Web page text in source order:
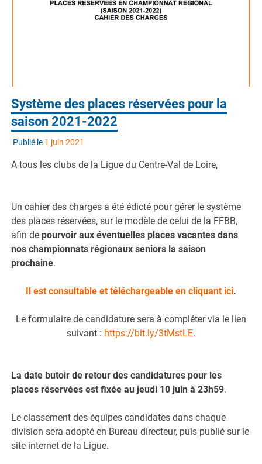
Système des places réservées pour la
saison 2021-2022
Publié le 1 juin 2021
A tous les clubs de la Ligue du Centre-Val de Loire,
Un cahier des charges a été édicté pour gérer le système
des places réservées, sur le modèle de celui de la FFBB,
afin de pourvoir aux éventuelles places vacantes dans
nos championnats régionaux seniors la saison
prochaine.
Il est consultable et téléchargeable en cliquant ici.
Le formulaire de candidature sera à compléter via le lien
suivant : https://bit.ly/3tMstLE.
La date butoir de retour des candidatures pour les
places réservées est fixée au jeudi 10 juin à 23h59.
Le classement des équipes candidates dans chaque
division sera adopté en Bureau directeur, puis publié sur le
site internet de la Ligue.